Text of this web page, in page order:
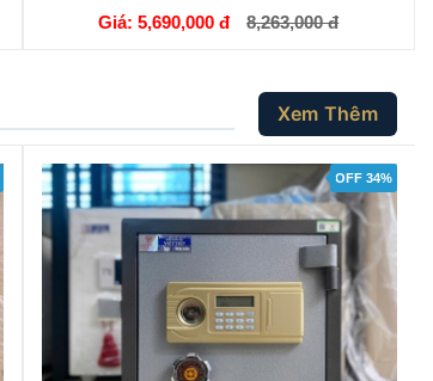
Giá: 5,690,000 đ 8,263,000 đ
GIỎ HÀNG
Xem Thêm
OFF 34%